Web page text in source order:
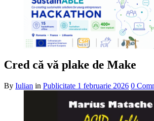
Cred că vă plake de Make
By Iulian in Publicitate 1 februarie 2026 0